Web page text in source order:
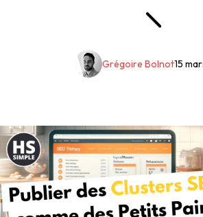
15
Grégoire Bolnot